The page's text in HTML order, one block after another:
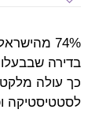
בדירה
לסטטיסטיקה